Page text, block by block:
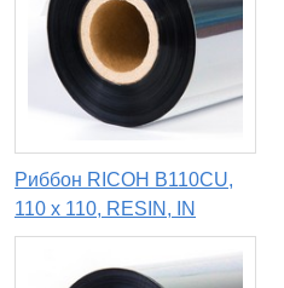
Риббон RICOH B110CU,
110 x 110, RESIN, IN